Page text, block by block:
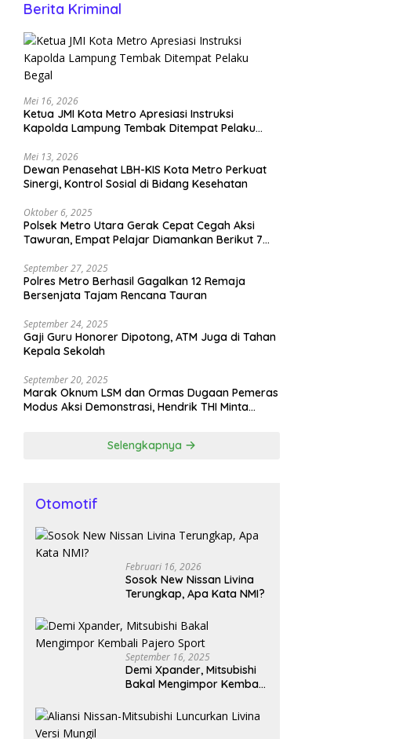
Berita Kriminal
Mei 16, 2026
Ketua JMI Kota Metro Apresiasi Instruksi
Kapolda Lampung Tembak Ditempat Pelaku
Mei 13, 2026
Dewan Penasehat LBH-KIS Kota Metro Perkuat
Sinergi, Kontrol Sosial di Bidang Kesehatan
Oktober 6, 2025
Polsek Metro Utara Gerak Cepat Cegah Aksi
Tawuran, Empat Pelajar Diamankan Berikut 7
September 27, 2025
Polres Metro Berhasil Gagalkan 12 Remaja
Bersenjata Tajam Rencana Tauran
September 24, 2025
Gaji Guru Honorer Dipotong, ATM Juga di Tahan
Kepala Sekolah
September 20, 2025
Marak Oknum LSM dan Ormas Dugaan Pemeras
Modus Aksi Demonstrasi, Hendrik THI Minta
Selengkapnya
Otomotif
Februari 16, 2026
Sosok New Nissan Livina
Terungkap, Apa Kata NMI?
September 16, 2025
Demi Xpander, Mitsubishi
Bakal Mengimpor Kembali